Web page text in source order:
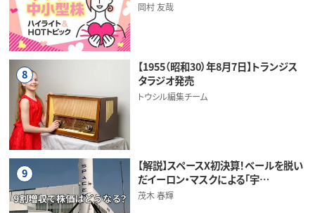
岡村 友哉
8
【1955（昭和30）年8月7日】トランジス
タラジオ発売
トウシル編集チーム
9
【解説】スペースX初決算！ベールを脱い
だイーロン・マスクによる「宇…
茂木 春輝